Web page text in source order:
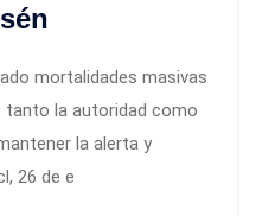
mortalidades masivas
la autoridad como
la alerta y
26 de e